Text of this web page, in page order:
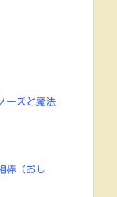
ーズと魔法
棒（おし